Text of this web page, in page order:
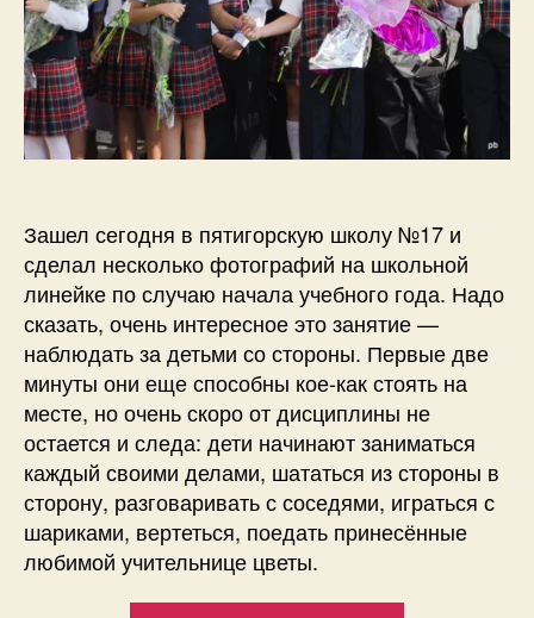
Зашел сегодня в пятигорскую школу №17 и
сделал несколько фотографий на школьной
линейке по случаю начала учебного года. Надо
сказать, очень интересное это занятие —
наблюдать за детьми со стороны. Первые две
минуты они еще способны кое-как стоять на
месте, но очень скоро от дисциплины не
остается и следа: дети начинают заниматься
каждый своими делами, шататься из стороны в
сторону, разговаривать с соседями, играться с
шариками, вертеться, поедать принесённые
любимой учительнице цветы.